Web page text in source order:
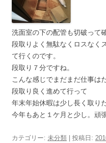
洗面室の下の配管も切破って確
段取りよく無駄なくロスなく
て行くのです。
段取り７分ですね。
こんな感じでまだまだ仕事は
段取り良く進めて行って
年末年始休暇は少し長く取り
今年もあと１ケ月と少し。頑
カテゴリー: 未分類 | 投稿日: